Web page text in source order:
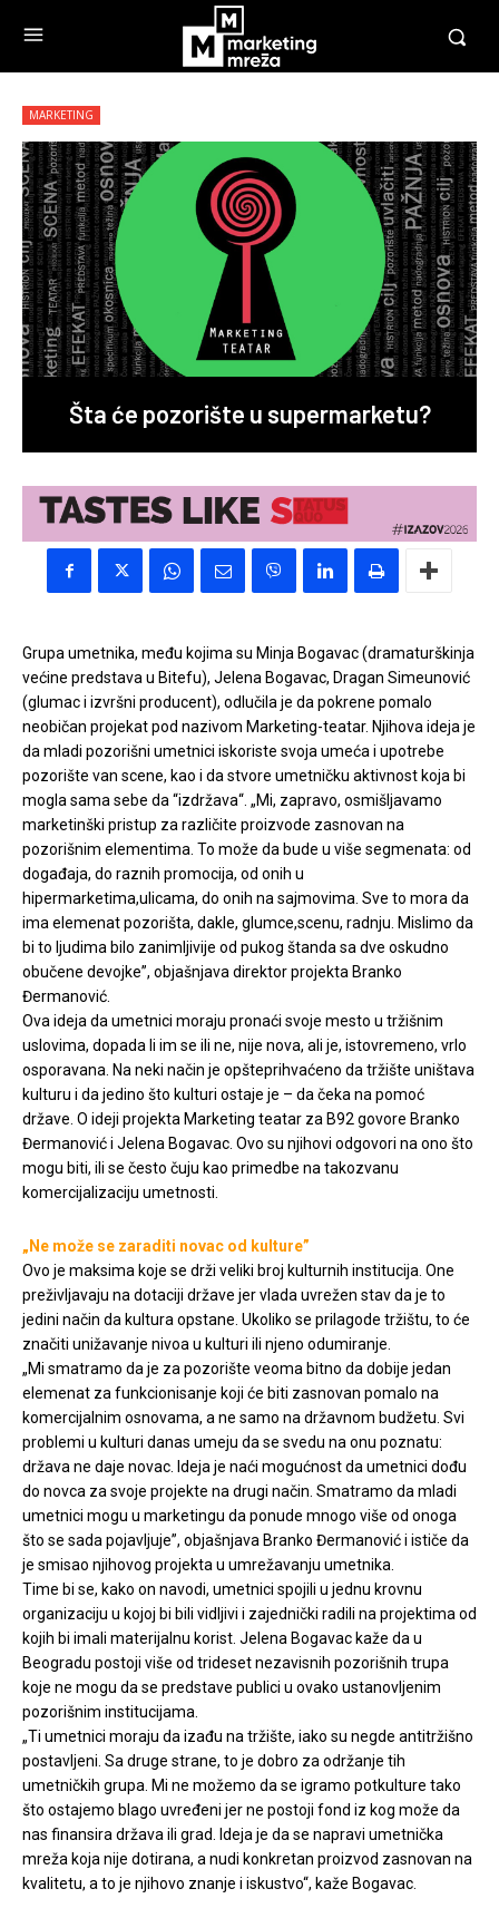
MARKETING
Šta će pozorište u supermarketu?
Grupa umetnika, među kojima su Minja Bogavac (dramaturškinja
većine predstava u Bitefu), Jelena Bogavac, Dragan Simeunović
(glumac i izvršni producent), odlučila je da pokrene pomalo
neobičan projekat pod nazivom Marketing-teatar. Njihova ideja je
da mladi pozorišni umetnici iskoriste svoja umeća i upotrebe
pozorište van scene, kao i da stvore umetničku aktivnost koja bi
mogla sama sebe da “izdržava“. „Mi, zapravo, osmišljavamo
marketinški pristup za različite proizvode zasnovan na
pozorišnim elementima. To može da bude u više segmenata: od
događaja, do raznih promocija, od onih u
hipermarketima,ulicama, do onih na sajmovima. Sve to mora da
ima elemenat pozorišta, dakle, glumce,scenu, radnju. Mislimo da
bi to ljudima bilo zanimljivije od pukog štanda sa dve oskudno
obučene devojke”, objašnjava direktor projekta Branko
Đermanović.
Ova ideja da umetnici moraju pronaći svoje mesto u tržišnim
uslovima, dopada li im se ili ne, nije nova, ali je, istovremeno, vrlo
osporavana. Na neki način je opšteprihvaćeno da tržište uništava
kulturu i da jedino što kulturi ostaje je – da čeka na pomoć
države. O ideji projekta Marketing teatar za B92 govore Branko
Đermanović i Jelena Bogavac. Ovo su njihovi odgovori na ono što
mogu biti, ili se često čuju kao primedbe na takozvanu
komercijalizaciju umetnosti.
„Ne može se zaraditi novac od kulture”
Ovo je maksima koje se drži veliki broj kulturnih institucija. One
preživljavaju na dotaciji države jer vlada uvrežen stav da je to
jedini način da kultura opstane. Ukoliko se prilagode tržištu, to će
značiti unižavanje nivoa u kulturi ili njeno odumiranje.
„Mi smatramo da je za pozorište veoma bitno da dobije jedan
elemenat za funkcionisanje koji će biti zasnovan pomalo na
komercijalnim osnovama, a ne samo na državnom budžetu. Svi
problemi u kulturi danas umeju da se svedu na onu poznatu:
država ne daje novac. Ideja je naći mogućnost da umetnici dođu
do novca za svoje projekte na drugi način. Smatramo da mladi
umetnici mogu u marketingu da ponude mnogo više od onoga
što se sada pojavljuje”, objašnjava Branko Đermanović i ističe da
je smisao njihovog projekta u umrežavanju umetnika.
Time bi se, kako on navodi, umetnici spojili u jednu krovnu
organizaciju u kojoj bi bili vidljivi i zajednički radili na projektima od
kojih bi imali materijalnu korist. Jelena Bogavac kaže da u
Beogradu postoji više od trideset nezavisnih pozorišnih trupa
koje ne mogu da se predstave publici u ovako ustanovljenim
pozorišnim institucijama.
„Ti umetnici moraju da izađu na tržište, iako su negde antitržišno
postavljeni. Sa druge strane, to je dobro za održanje tih
umetničkih grupa. Mi ne možemo da se igramo potkulture tako
što ostajemo blago uvređeni jer ne postoji fond iz kog može da
nas finansira država ili grad. Ideja je da se napravi umetnička
mreža koja nije dotirana, a nudi konkretan proizvod zasnovan na
kvalitetu, a to je njihovo znanje i iskustvo“, kaže Bogavac.